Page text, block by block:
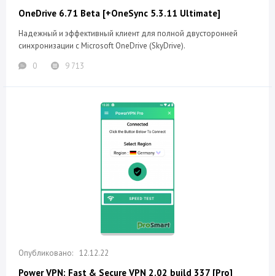
OneDrive 6.71 Beta [+OneSync 5.3.11 Ultimate]
Надежный и эффективный клиент для полной двусторонней
синхронизации с Microsoft OneDrive (SkyDrive).
0
9 713
12.12.22
Power VPN: Fast & Secure VPN 2.02 build 337 [Pro]